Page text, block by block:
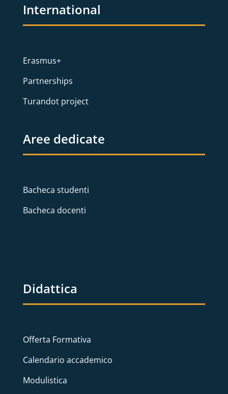
International
Erasmus+
Partnerships
Turandot project
Aree dedicate
Bacheca studenti
Bacheca docenti
Didattica
Offerta Formativa
Calendario accademico
Modulistica